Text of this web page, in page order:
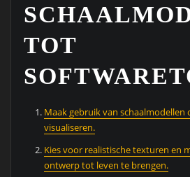
TOT
Maak gebruik van schaalmodellen
visualiseren.
Kies voor realistische texturen en
ontwerp tot leven te brengen.